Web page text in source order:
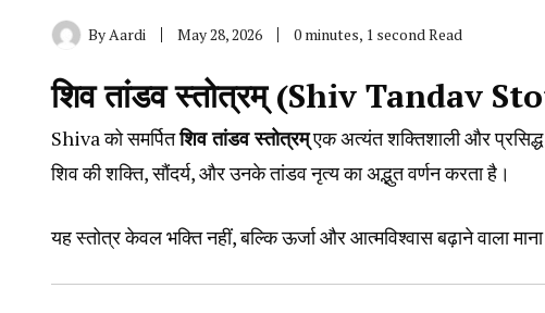
By Aardi May 28, 2026 0 minutes, 1 second Read
शिव तांडव स्तोत्रम् (Shiv Tandav
Shivaको समर्पितशिव तांडव स्तोत्रम्एक अत्यंत शक्तिशाली और
शिव की शक्ति, सौंदर्य, और उनके तांडव नृत्य का अद्भुत वर्णन करता है।
यह स्तोत्र केवल भक्ति नहीं, बल्कि ऊर्जा और आत्मविश्वास बढ़ाने वाला